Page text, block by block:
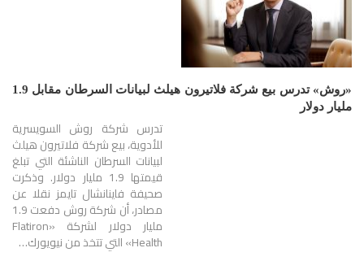
«روش» تدرس بيع شركة فلاتيرون هيلث لبيانات السرطان مقابل 1.9
مليار دولار
تدرس شركة روش السويسرية
للأدوية، بيع شركة فلاتيرون هيلث
لبيانات السرطان الناشئة التي تبلغ
قيمتها 1.9 مليار دولار. وذكرت
صحيفة فاينانشال تايمز نقلا عن
مصادر، أن شركة روش دفعت 1.9
مليار دولار لشركة «Flatiron
Health» التي تتخذ من نيويورك…